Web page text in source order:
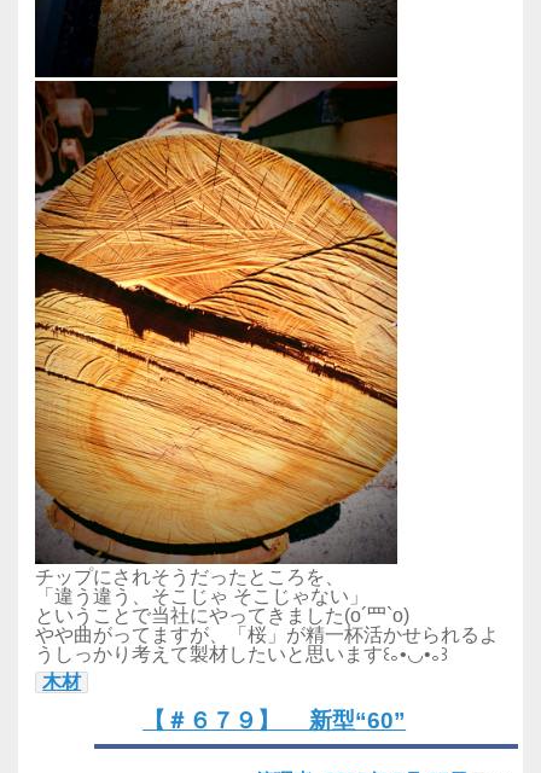
チップにされそうだったところを、
「違う違う、そこじゃ そこじゃない」
ということで当社にやってきました(o´罒`o)
やや曲がってますが、「桜」が精一杯活かせられるよ
うしっかり考えて製材したいと思います꒰｡•◡•｡꒱
木材
【＃６７９】 新型“60”